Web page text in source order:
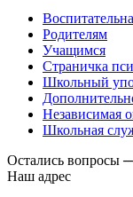
Родителям
Учащимся
Страничка
Школьный
Независимая
Школьная
Остались вопросы
Наш адрес